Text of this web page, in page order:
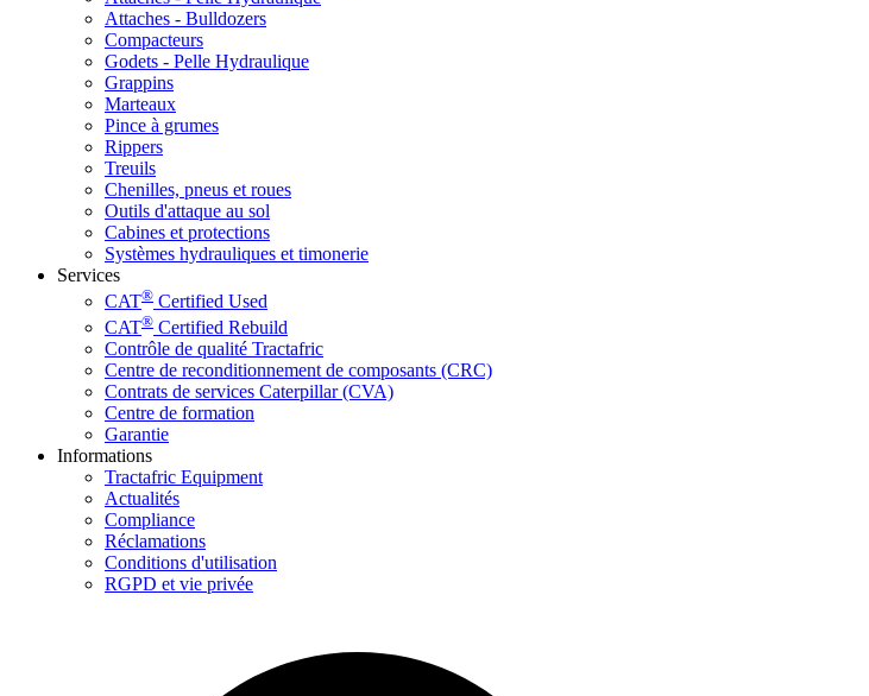
Attaches - Bulldozers
Compacteurs
Godets - Pelle Hydraulique
Grappins
Marteaux
Pince à grumes
Rippers
Treuils
Chenilles, pneus et roues
Outils d'attaque au sol
Cabines et protections
Systèmes hydrauliques et timonerie
Services
CAT® Certified Used
CAT® Certified Rebuild
Contrôle de qualité Tractafric
Centre de reconditionnement de composants (CRC)
Contrats de services Caterpillar (CVA)
Centre de formation
Garantie
Informations
Tractafric Equipment
Actualités
Compliance
Réclamations
Conditions d'utilisation
RGPD et vie privée